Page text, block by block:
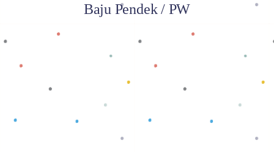
Baju Pendek / PW
Baca selengkapnya